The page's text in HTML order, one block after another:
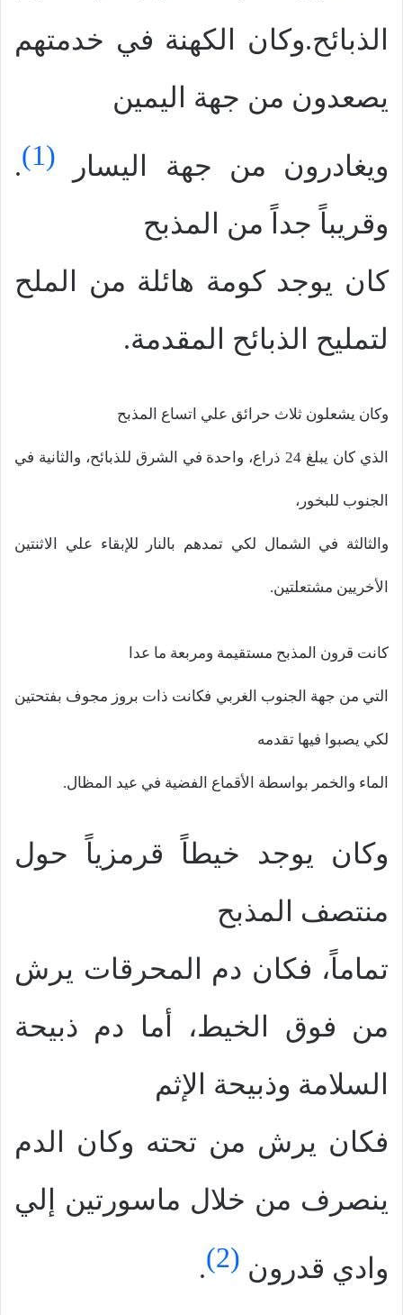
الذبائح.وكان الكهنة في خدمتهم
يصعدون من جهة اليمين
ويغادرون من جهة اليسار (1)
.
وقريباً جداً من المذبح
كان يوجد كومة هائلة من الملح
لتمليح الذبائح المقدمة.
وكان يشعلون ثلاث حرائق علي اتساع المذبح
الذي كان يبلغ 24 ذراع، واحدة في الشرق للذبائح، والثانية في
الجنوب للبخور،
والثالثة في الشمال لكي تمدهم بالنار للإبقاء علي الاثنتين
الأخريين مشتعلتين.
كانت قرون المذبح مستقيمة ومربعة ما عدا
التي من جهة الجنوب الغربي فكانت ذات بروز مجوف بفتحتين
لكي يصبوا فيها تقدمه
الماء والخمر بواسطة الأقماع الفضية في عيد المظال.
وكان يوجد خيطاً قرمزياً حول
منتصف المذبح
تماماً، فكان دم المحرقات يرش
من فوق الخيط، أما دم ذبيحة
السلامة وذبيحة الإثم
فكان يرش من تحته وكان الدم
ينصرف من خلال ماسورتين إلي
وادي قدرون (2)
.